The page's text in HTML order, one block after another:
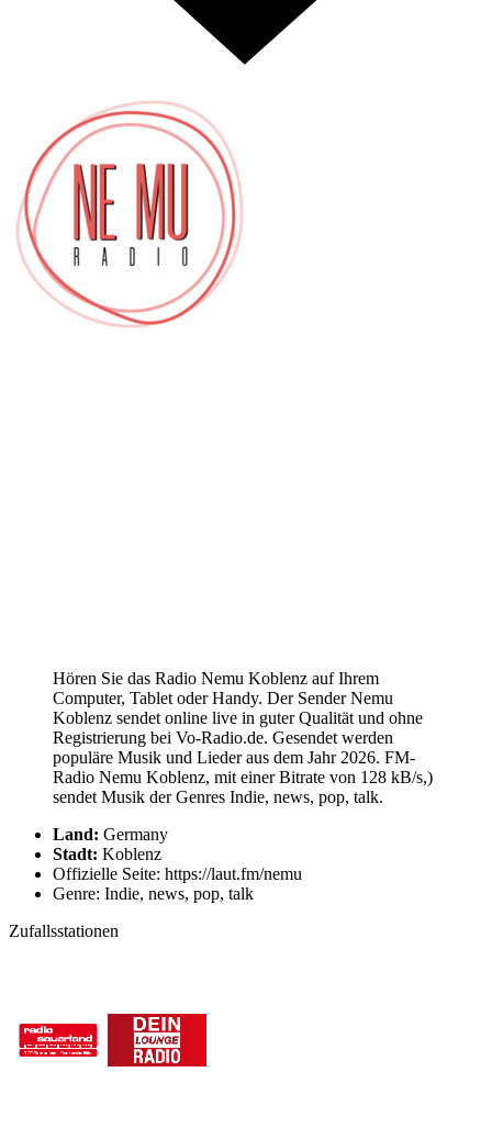
Hören Sie das Radio Nemu Koblenz auf Ihrem
Computer, Tablet oder Handy. Der Sender Nemu
Koblenz sendet online live in guter Qualität und ohne
Registrierung bei Vo-Radio.de. Gesendet werden
populäre Musik und Lieder aus dem Jahr 2026. FM-
Radio Nemu Koblenz, mit einer Bitrate von 128 kB/s,)
sendet Musik der Genres Indie, news, pop, talk.
Land: Germany
Stadt: Koblenz
Offizielle Seite: https://laut.fm/nemu
Genre: Indie, news, pop, talk
Zufallsstationen